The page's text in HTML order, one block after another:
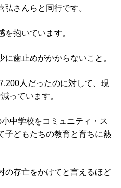
さんらと同行です。
抱いています。
歯止めがかからないこと。
人だったのに対して、現
っています。
中学校をコミュニティ・ス
子どもたちの教育と育ちに熱
存亡をかけてと言えるほど